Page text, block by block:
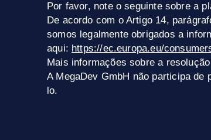
Por favor, note o seguinte sobre a
De acordo com o Artigo 14,
somos legalmente obrigados a
aqui: https://ec.europa.eu/
Mais informações sobre a
A MegaDev GmbH não participa de
lo.